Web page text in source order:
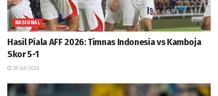
NASIONAL
Hasil Piala AFF 2026: Timnas Indonesia vs Kamboja
Skor 5-1
28 Juli 2026